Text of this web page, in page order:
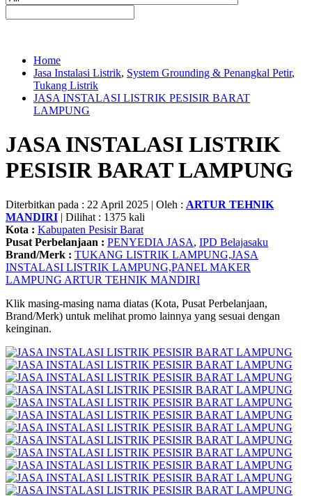
Home
Jasa Instalasi Listrik, System Grounding & Penangkal Petir,
Tukang Listrik
JASA INSTALASI LISTRIK PESISIR BARAT
LAMPUNG
JASA INSTALASI LISTRIK
PESISIR BARAT LAMPUNG
Diterbitkan pada : 22 April 2025 | Oleh : ARTUR TEHNIK
MANDIRI | Dilihat : 1375 kali
Kota : Kabupaten Pesisir Barat
Pusat Perbelanjaan : PENYEDIA JASA, IPD Belajasaku
Brand/Merk : TUKANG LISTRIK LAMPUNG,JASA
INSTALASI LISTRIK LAMPUNG,PANEL MAKER
LAMPUNG ARTUR TEHNIK MANDIRI
Klik masing-masing nama diatas (Kota, Pusat Perbelanjaan,
Brand/Merk) untuk melihat promo lainnya yang sesuai dengan
keinginan.